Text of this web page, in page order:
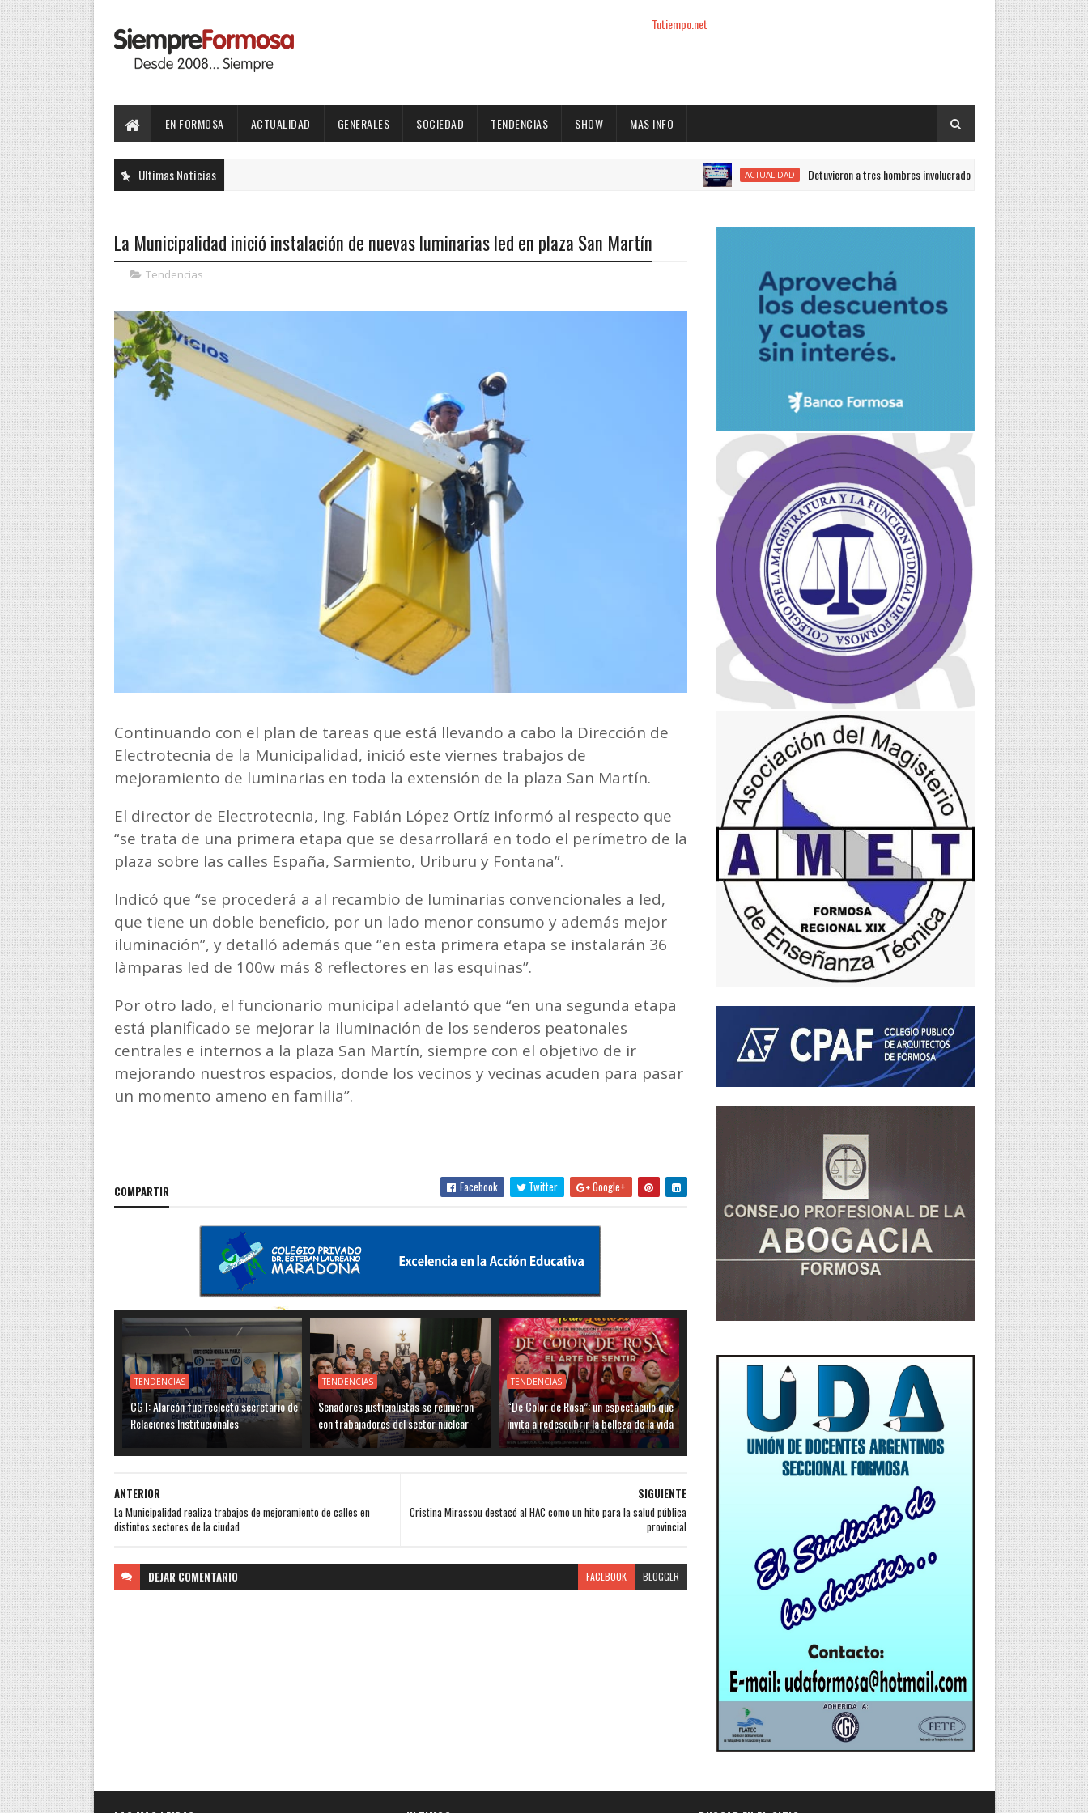
Tutiempo.net
EN FORMOSA ACTUALIDAD GENERALES SOCIEDAD TENDENCIAS SHOW MAS INFO
Ultimas Noticias ACTUALIDAD Detuvieron a tres hombres involucrados en causas en contexto de
La Municipalidad inició instalación de nuevas luminarias led en plaza San Martín
Tendencias
Continuando con el plan de tareas que está llevando a cabo la Dirección de
Electrotecnia de la Municipalidad, inició este viernes trabajos de
mejoramiento de luminarias en toda la extensión de la plaza San Martín.
El director de Electrotecnia, Ing. Fabián López Ortíz informó al respecto que
“se trata de una primera etapa que se desarrollará en todo el perímetro de la
plaza sobre las calles España, Sarmiento, Uriburu y Fontana”.
Indicó que “se procederá a al recambio de luminarias convencionales a led,
que tiene un doble beneficio, por un lado menor consumo y además mejor
iluminación”, y detalló además que “en esta primera etapa se instalarán 36
làmparas led de 100w más 8 reflectores en las esquinas”.
Por otro lado, el funcionario municipal adelantó que “en una segunda etapa
está planificado se mejorar la iluminación de los senderos peatonales
centrales e internos a la plaza San Martín, siempre con el objetivo de ir
mejorando nuestros espacios, donde los vecinos y vecinas acuden para pasar
un momento ameno en familia”.
COMPARTIR Facebook Twitter Google+
TENDENCIAS
CGT: Alarcón fue reelecto secretario de
Relaciones Institucionales
TENDENCIAS
Senadores justicialistas se reunieron
con trabajadores del sector nuclear
TENDENCIAS
“De Color de Rosa”: un espectáculo que
invita a redescubrir la belleza de la vida
SIGUIENTE
Cristina Mirassou destacó al HAC como un hito para la salud pública
provincial
ANTERIOR
La Municipalidad realiza trabajos de mejoramiento de calles en
distintos sectores de la ciudad
DEJAR COMENTARIO FACEBOOK BLOGGER